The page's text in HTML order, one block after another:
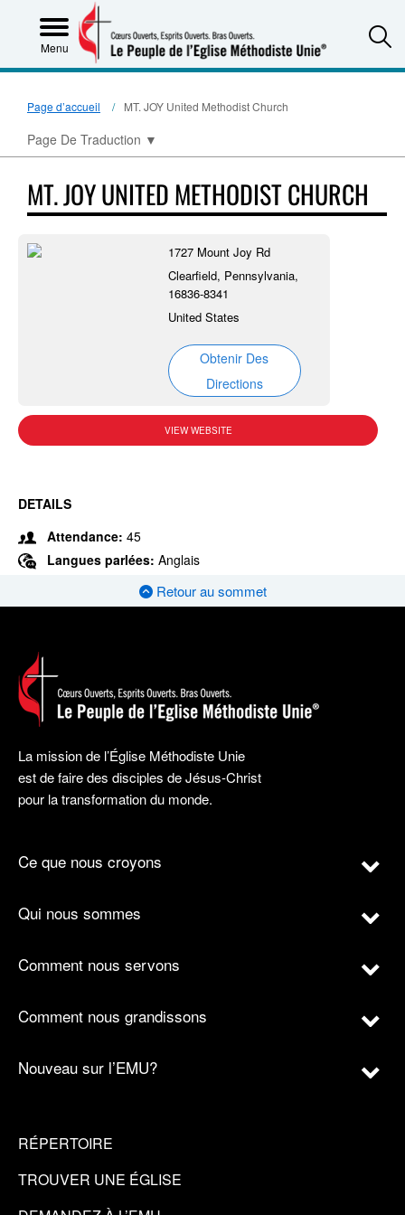
Menu
Page d’accueil MT. JOY United Methodist Church
Page De Traduction ▼
MT. JOY UNITED METHODIST CHURCH
1727 Mount Joy Rd
Clearfield, Pennsylvania,
16836-8341
United States
Obtenir Des
Directions
VIEW WEBSITE
DETAILS
Attendance: 45
Langues parlées: Anglais
Retour au sommet
La mission de l’Église Méthodiste Unie
est de faire des disciples de Jésus-Christ
pour la transformation du monde.
Ce que nous croyons
Qui nous sommes
Comment nous servons
Comment nous grandissons
Nouveau sur l’EMU?
RÉPERTOIRE
TROUVER UNE ÉGLISE